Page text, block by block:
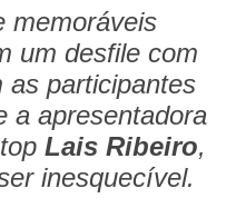
memoráveis
um desfile com
as participantes
a apresentadora
Lais Ribeiro,
inesquecível.